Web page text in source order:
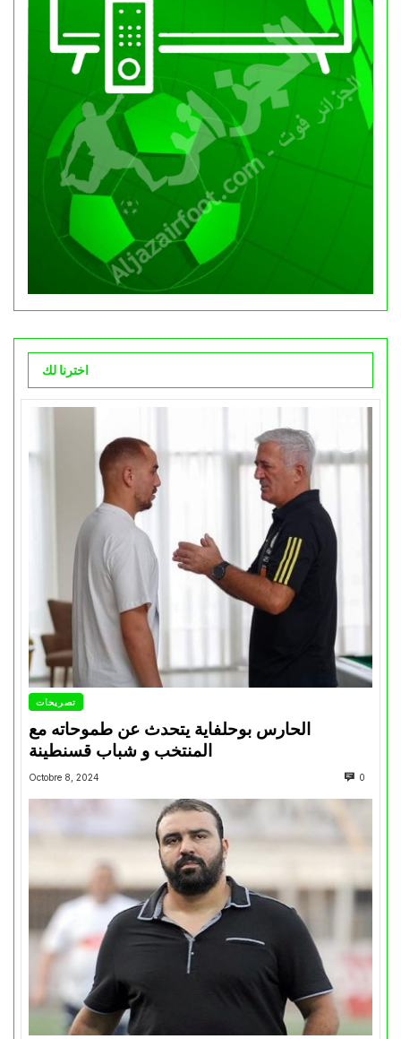
اخترنا لك
تصريحات
الحارس بوحلفاية يتحدث عن طموحاته مع
المنتخب و شباب قسنطينة
Octobre 8, 2024 0